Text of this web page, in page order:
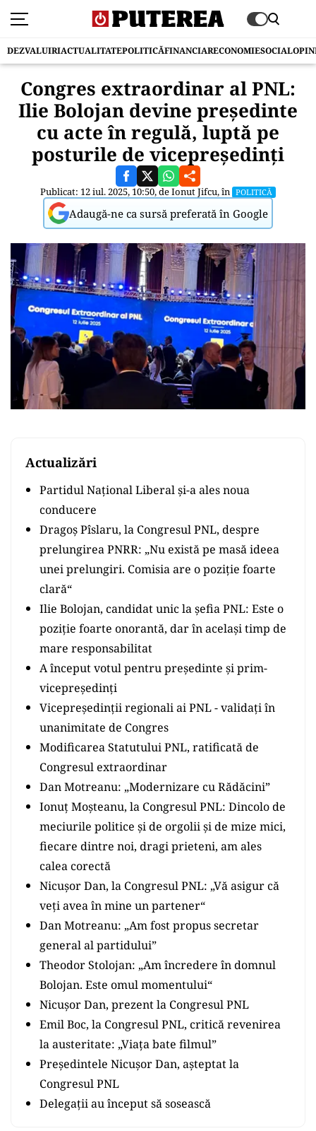
DEZVALUIRIACTUALITATEPOLITICĂFINANCIARECONOMIESOCIAL
Congres extraordinar al PNL:
Ilie Bolojan devine preşedinte
cu acte în regulă, luptă pe
posturile de vicepreşedinţi
Publicat: 12 iul. 2025, 10:50, deIonut Jifcu, în POLITICĂ
Adaugă-ne ca sursă preferată în Google
Actualizări
Partidul Național Liberal și-a ales noua
conducere
Dragoş Pîslaru, la Congresul PNL, despre
prelungirea PNRR: „Nu există pe masă ideea
unei prelungiri. Comisia are o poziție foarte
clară“
Ilie Bolojan, candidat unic la şefia PNL: Este o
poziție foarte onorantă, dar în același timp de
mare responsabilitat
A început votul pentru președinte și prim-
vicepreședinți
Vicepreședinții regionali ai PNL - validați în
unanimitate de Congres
Modificarea Statutului PNL, ratificată de
Congresul extraordinar
Dan Motreanu: „Modernizare cu Rădăcini”
Ionuţ Moşteanu, la Congresul PNL: Dincolo de
meciurile politice și de orgolii și de mize mici,
fiecare dintre noi, dragi prieteni, am ales
calea corectă
Nicuşor Dan, la Congresul PNL: „Vă asigur că
veți avea în mine un partener“
Dan Motreanu: „Am fost propus secretar
general al partidului”
Theodor Stolojan: „Am încredere în domnul
Bolojan. Este omul momentului“
Nicuşor Dan, prezent la Congresul PNL
Emil Boc, la Congresul PNL, critică revenirea
la austeritate: „Viața bate filmul”
Preşedintele Nicuşor Dan, aşteptat la
Congresul PNL
Delegaţii au început să sosească